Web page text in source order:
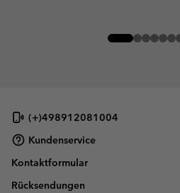
(+)498912081004
Kundenservice
Kontaktformular
Rücksendungen